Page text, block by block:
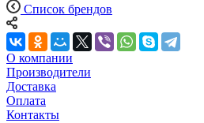
Список брендов
О компании
Производители
Доставка
Оплата
Контакты